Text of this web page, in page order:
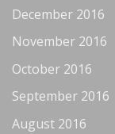
December 2016
November 2016
October 2016
September 2016
August 2016